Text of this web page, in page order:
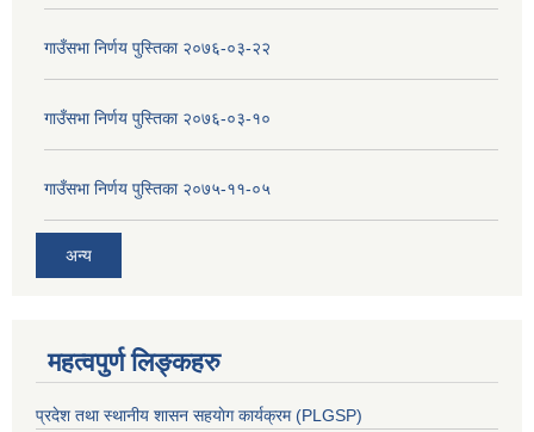
गाउँसभा निर्णय पुस्तिका २०७६-०३-२२
गाउँसभा निर्णय पुस्तिका २०७६-०३-१०
गाउँसभा निर्णय पुस्तिका २०७५-११-०५
अन्य
महत्वपुर्ण लिङ्कहरु
प्रदेश तथा स्थानीय शासन सहयाेग कार्यक्रम (PLGSP)